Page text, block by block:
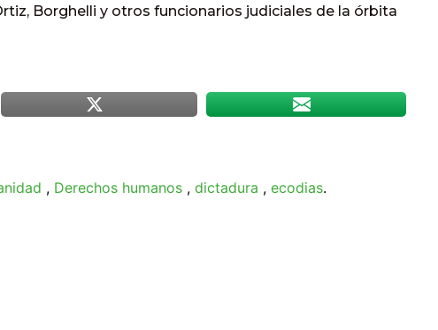
Borghelli y otros funcionarios judiciales de la órbita
, Derechos humanos , dictadura , ecodias.